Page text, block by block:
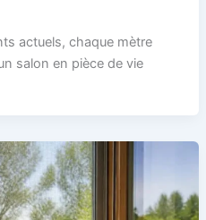
actuels, chaque mètre
salon en pièce de vie